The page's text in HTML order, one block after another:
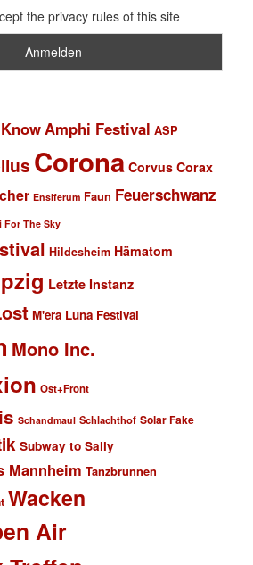
the privacy rules of this site
Amphi Festival ASP
Corona Corvus Corax
Ensiferum Faun Feuerschwanz
For The Sky
Hildesheim Hämatom
Letzte Instanz
M'era Luna Festival
Mono Inc.
Ost+Front
Schandmaul Schlachthof Solar Fake
Subway to Sally
Mannheim Tanzbrunnen
Wacken
Air